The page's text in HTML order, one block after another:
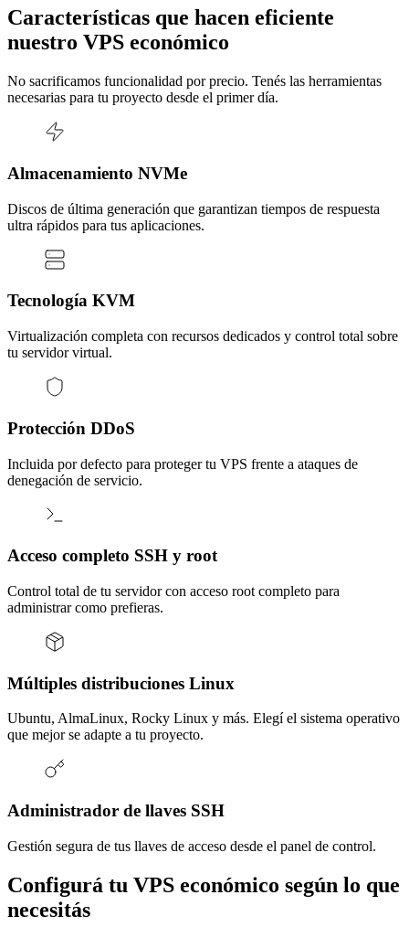
Características que hacen eficiente
nuestro VPS económico
No sacrificamos funcionalidad por precio. Tenés las herramientas
necesarias para tu proyecto desde el primer día.
Almacenamiento NVMe
Discos de última generación que garantizan tiempos de respuesta
ultra rápidos para tus aplicaciones.
Tecnología KVM
Virtualización completa con recursos dedicados y control total sobre
tu servidor virtual.
Protección DDoS
Incluida por defecto para proteger tu VPS frente a ataques de
denegación de servicio.
Acceso completo SSH y root
Control total de tu servidor con acceso root completo para
administrar como prefieras.
Múltiples distribuciones Linux
Ubuntu, AlmaLinux, Rocky Linux y más. Elegí el sistema operativo
que mejor se adapte a tu proyecto.
Administrador de llaves SSH
Gestión segura de tus llaves de acceso desde el panel de control.
Configurá tu VPS económico según lo que
necesitás